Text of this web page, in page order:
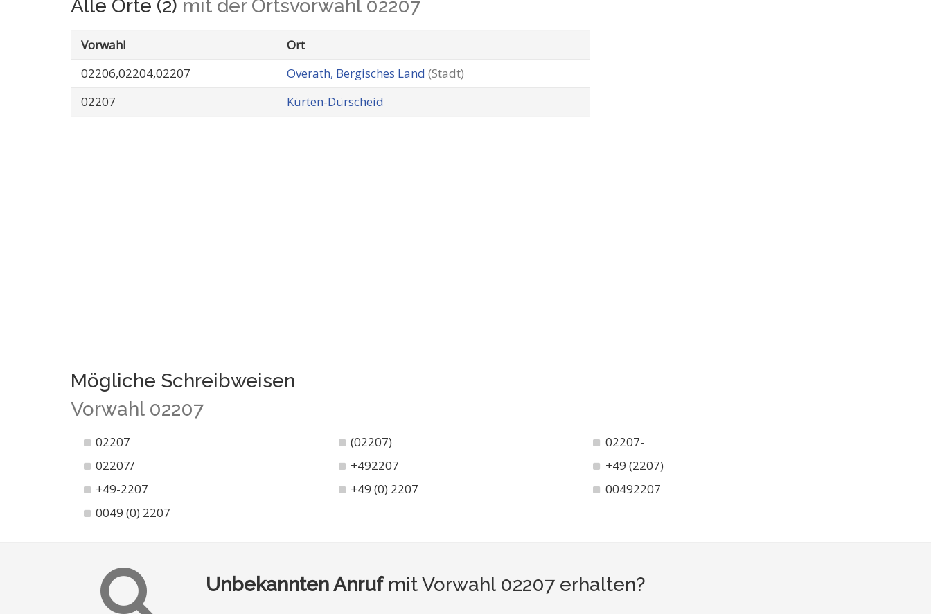
Alle Orte (2) mit der Ortsvorwahl 02207
Vorwahl
Ort
02206,02204,02207
Overath, Bergisches Land (Stadt)
02207
Kürten-Dürscheid
Mögliche Schreibweisen
Vorwahl 02207
02207 (02207)
02207-
02207/
+492207
+49 (2207)
+49-2207
+49 (0) 2207
00492207
0049 (0) 2207
Unbekannten Anrufmit Vorwahl 02207 erhalten?